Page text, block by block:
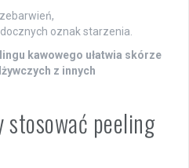
oznak starzenia.
kawowego ułatwia skórze
z innych
stosować peeling